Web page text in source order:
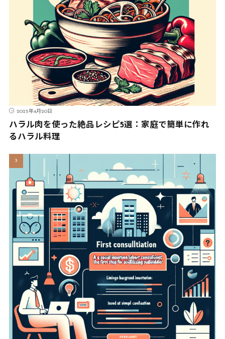
2025年4月20日
ハラル肉を使った絶品レシピ5選：家庭で簡単に作れ
るハラル料理